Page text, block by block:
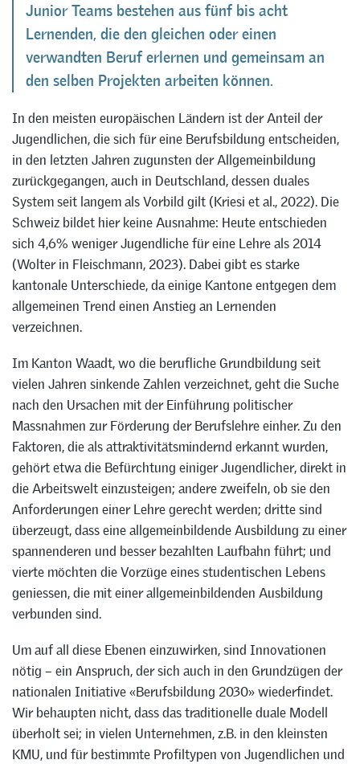
Junior Teams bestehen aus fünf bis acht
Lernenden, die den gleichen oder einen
verwandten Beruf erlernen und gemeinsam an
den selben Projekten arbeiten können.
In den meisten europäischen Ländern ist der Anteil der
Jugendlichen, die sich für eine Berufsbildung entscheiden,
in den letzten Jahren zugunsten der Allgemeinbildung
zurückgegangen, auch in Deutschland, dessen duales
System seit langem als Vorbild gilt (Kriesi et al., 2022). Die
Schweiz bildet hier keine Ausnahme: Heute entschieden
sich 4,6% weniger Jugendliche für eine Lehre als 2014
(Wolter in Fleischmann, 2023). Dabei gibt es starke
kantonale Unterschiede, da einige Kantone entgegen dem
allgemeinen Trend einen Anstieg an Lernenden
verzeichnen.
Im Kanton Waadt, wo die berufliche Grundbildung seit
vielen Jahren sinkende Zahlen verzeichnet, geht die Suche
nach den Ursachen mit der Einführung politischer
Massnahmen zur Förderung der Berufslehre einher. Zu den
Faktoren, die als attraktivitätsmindernd erkannt wurden,
gehört etwa die Befürchtung einiger Jugendlicher, direkt in
die Arbeitswelt einzusteigen; andere zweifeln, ob sie den
Anforderungen einer Lehre gerecht werden; dritte sind
überzeugt, dass eine allgemeinbildende Ausbildung zu einer
spannenderen und besser bezahlten Laufbahn führt; und
vierte möchten die Vorzüge eines studentischen Lebens
geniessen, die mit einer allgemeinbildenden Ausbildung
verbunden sind.
Um auf all diese Ebenen einzuwirken, sind Innovationen
nötig – ein Anspruch, der sich auch in den Grundzügen der
nationalen Initiative «Berufsbildung 2030» wiederfindet.
Wir behaupten nicht, dass das traditionelle duale Modell
überholt sei; in vielen Unternehmen, z.B. in den kleinsten
KMU, und für bestimmte Profiltypen von Jugendlichen und